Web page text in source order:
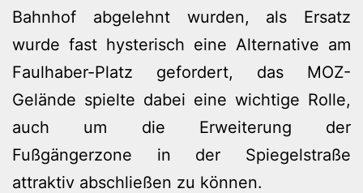
Bahnhof abgelehnt wurden, als Ersatz
wurde fast hysterisch eine Alternative am
Faulhaber-Platz gefordert, das MOZ-
Gelände spielte dabei eine wichtige Rolle,
auch um die Erweiterung der
Fußgängerzone in der Spiegelstraße
attraktiv abschließen zu können.